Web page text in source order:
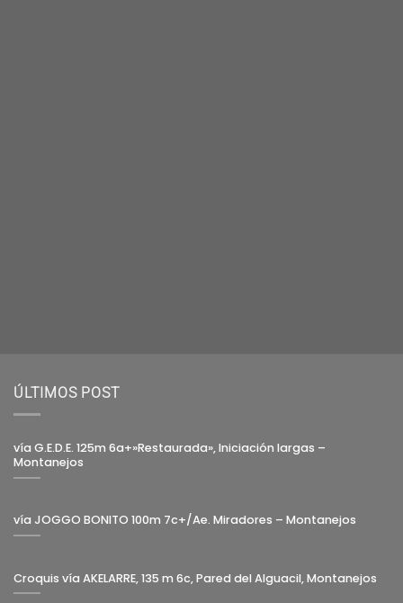
ÚLTIMOS POST
vía G.E.D.E. 125m 6a+»Restaurada», Iniciación largas –
Montanejos
vía JOGGO BONITO 100m 7c+/Ae. Miradores – Montanejos
Croquis vía AKELARRE, 135 m 6c, Pared del Alguacil, Montanejos